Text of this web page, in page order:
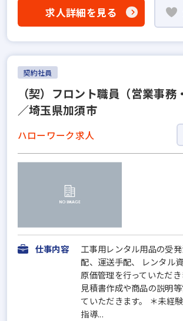
求人詳細を見る
契約社員
（契）フロント職員（営業事務
／埼玉県加須市
ハローワーク求人
仕事内容
工事用レンタル用品の受
配、運送手配、 レンタル
原価管理を行っていただき
見積書作成や商品の説明
ていただきます。 ＊未経
指導...